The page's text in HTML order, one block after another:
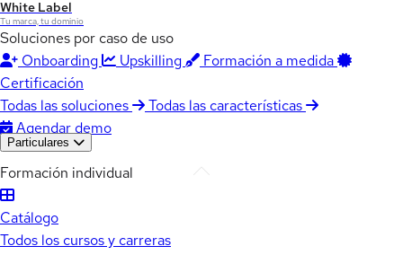
White Label
Tu marca, tu dominio
Soluciones por caso de uso
Onboarding
Upskilling
Formación a medida
Certificación
Todas las soluciones
Todas las características
Agendar demo
Particulares
Formación individual
Catálogo
Todos los cursos y carreras